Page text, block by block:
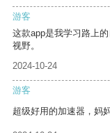
游客
这款app是我学习路上
视野。
2024-10-24
游客
超级好用的加速器，妈